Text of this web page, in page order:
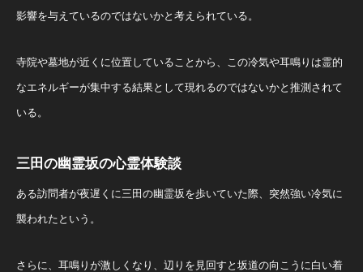
影響を与えているのではないかと考えられている。
寺院や墓地が近くに位置していることから、この冷気や耳鳴りは霊的
なエネルギーが集中する結果として現れるのではないかと推測されて
いる。
三田の幽霊坂の心霊体験談
ある訪問者が夜遅くに三田の幽霊坂を歩いていた際、突然強い冷気に
襲われたという。
さらに、耳鳴りが激しくなり、辺りを見回すと坂道の向こうに白い着